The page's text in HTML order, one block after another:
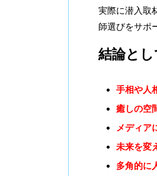
実際に潜入取
師選びをサポ
結論とし
手相や人
癒しの空
メディア
未来を変
多角的に